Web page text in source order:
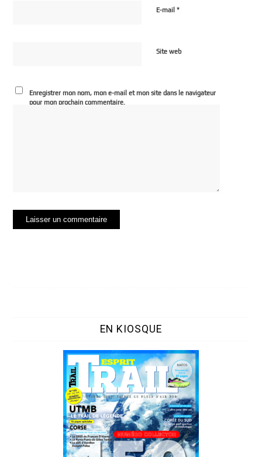
E-mail*
Site web
Enregistrer mon nom, mon e-mail et mon site dans le navigateur
pour mon prochain commentaire.
EN KIOSQUE